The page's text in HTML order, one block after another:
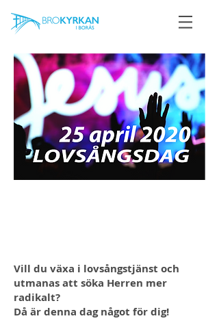
Vill du växa i lovsångstjänst och
utmanas att söka Herren mer
radikalt?
Då är denna dag något för dig!